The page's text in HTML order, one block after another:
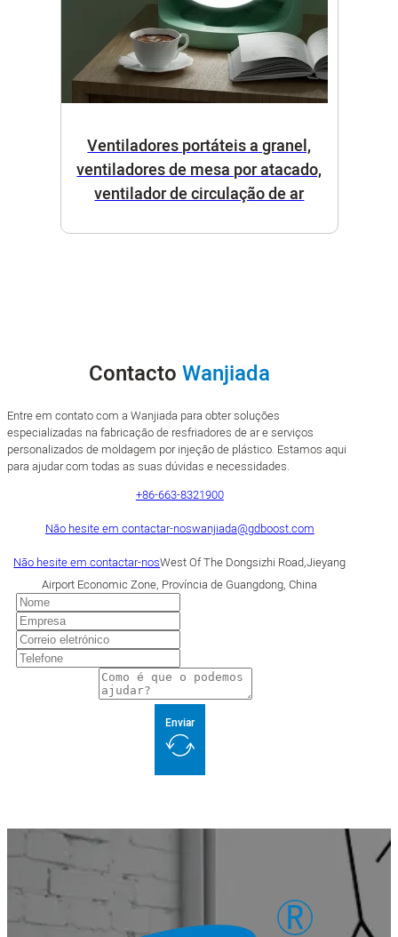
Ventiladores portáteis a granel,
ventiladores de mesa por atacado,
ventilador de circulação de ar
ContactoWanjiada
Entre em contato com a Wanjiada para obter soluções
especializadas na fabricação de resfriadores de ar e serviços
personalizados de moldagem por injeção de plástico. Estamos aqui
para ajudar com todas as suas dúvidas e necessidades.
+86-663-8321900
Não hesite em contactar-noswanjiada@gdboost.com
Não hesite em contactar-nosWest Of The Dongsizhi Road,Jieyang
Airport Economic Zone, Província de Guangdong, China
Enviar